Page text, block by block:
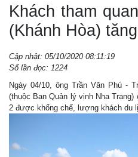
Khách tham
(Khánh Hòa)
Cập nhật: 05/10/2020 08:11:19
Số lần đọc: 1224
Ngày 04/10, ông Trần Văn Phú -
(thuộc Ban Quản lý vịnh Nha
2 được khống chế, lượng khách du